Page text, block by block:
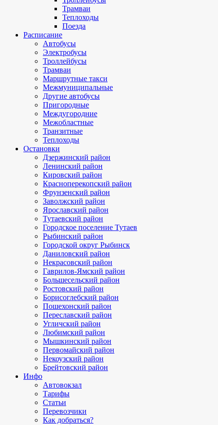
Трамваи
Теплоходы
Поезда
Расписание
Автобусы
Электробусы
Троллейбусы
Трамваи
Маршрутные такси
Межмуниципальные
Другие автобусы
Пригородные
Междугородние
Межобластные
Транзитные
Теплоходы
Остановки
Дзержинский район
Ленинский район
Кировский район
Красноперекопский район
Фрунзенский район
Заволжский район
Ярославский район
Тутаевский район
Городское поселение Тутаев
Рыбинский район
Городской округ Рыбинск
Даниловский район
Некрасовский район
Гаврилов-Ямский район
Большесельский район
Ростовский район
Борисоглебский район
Пошехонский район
Переславский район
Угличский район
Любимский район
Мышкинский район
Первомайский район
Некоузский район
Брейтовский район
Инфо
Автовокзал
Тарифы
Статьи
Перевозчики
Как добраться?